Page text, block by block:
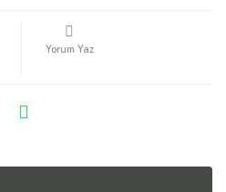
Yorum Yaz